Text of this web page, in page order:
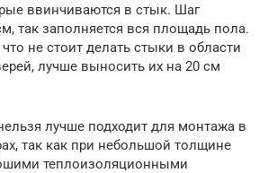
ввинчиваются в стык. Шаг
так заполняется вся площадь пола.
не стоит делать стыки в области
лучше выносить их на 20 см
лучше подходит для монтажа в
так как при небольшой толщине
теплоизоляционными